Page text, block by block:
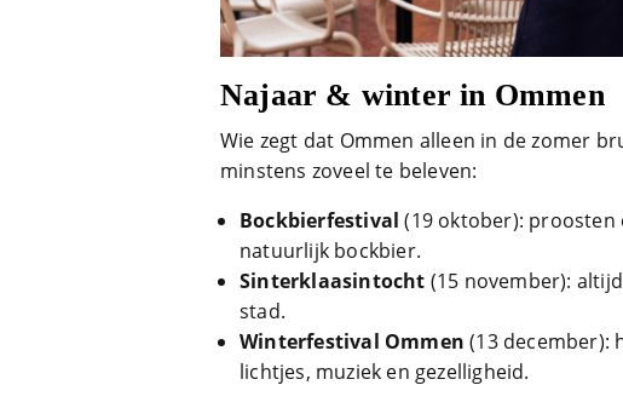
Najaar & winter in Ommen
Wie zegt dat Ommen alleen in de zomer
minstens zoveel te beleven:
Bockbierfestival (19 oktober): proosten
natuurlijk bockbier.
Sinterklaasintocht (15 november):
stad.
Winterfestival Ommen (13 december):
lichtjes, muziek en gezelligheid.